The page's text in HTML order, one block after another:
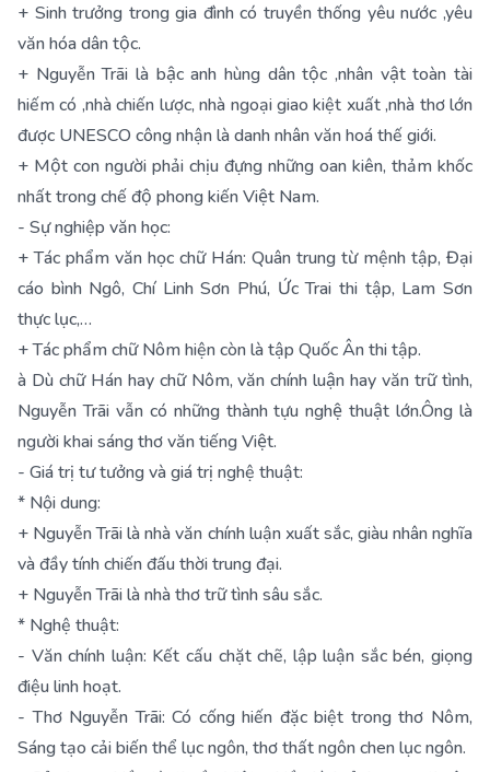
+ Sinh trưởng trong gia đình có truyền thống yêu nước ,yêu
văn hóa dân tộc.
+ Nguyễn Trãi là bậc anh hùng dân tộc ,nhân vật toàn tài
hiếm có ,nhà chiến lược, nhà ngoại giao kiệt xuất ,nhà thơ lớn
được UNESCO công nhận là danh nhân văn hoá thế giới.
+ Một con người phải chịu đựng những oan kiên, thảm khốc
nhất trong chế độ phong kiến Việt Nam.
- Sự nghiệp văn học:
+ Tác phẩm văn học chữ Hán: Quân trung từ mệnh tập, Đại
cáo bình Ngô, Chí Linh Sơn Phú, Ức Trai thi tập, Lam Sơn
thực lục,…
+ Tác phẩm chữ Nôm hiện còn là tập Quốc Ân thi tập.
à Dù chữ Hán hay chữ Nôm, văn chính luận hay văn trữ tình,
Nguyễn Trãi vẫn có những thành tựu nghệ thuật lớn.Ông là
người khai sáng thơ văn tiếng Việt.
- Giá trị tư tưởng và giá trị nghệ thuật:
* Nội dung:
+ Nguyễn Trãi là nhà văn chính luận xuất sắc, giàu nhân nghĩa
và đầy tính chiến đấu thời trung đại.
+ Nguyễn Trãi là nhà thơ trữ tình sâu sắc.
* Nghệ thuật:
- Văn chính luận: Kết cấu chặt chẽ, lập luận sắc bén, giọng
điệu linh hoạt.
- Thơ Nguyễn Trãi: Có cống hiến đặc biệt trong thơ Nôm,
Sáng tạo cải biến thể lục ngôn, thơ thất ngôn chen lục ngôn.